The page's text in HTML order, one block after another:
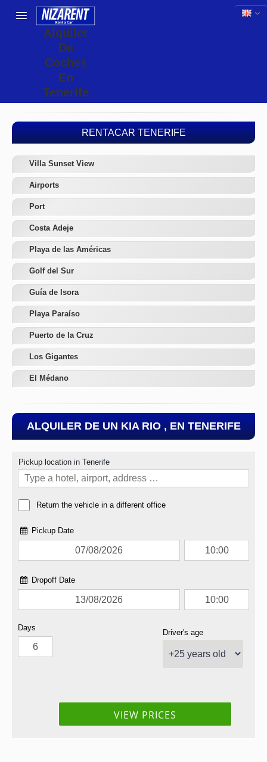
Alquiler
De
Coches
En
Tenerife
RENTACAR TENERIFE
Villa Sunset View
Airports
Port
Costa Adeje
Playa de las Américas
Golf del Sur
Guía de Isora
Playa Paraíso
Puerto de la Cruz
Los Gigantes
El Médano
ALQUILER DE UN KIA RIO , EN TENERIFE